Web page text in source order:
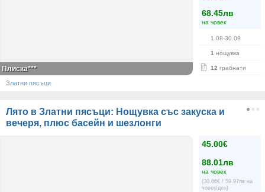
68.45лв
на човек
1.08-30.09
1 нощувка
12 грабнати
Плиска***
Златни пясъци
Лято в Златни пясъци: Нощувка със закуска и
вечеря, плюс басейн и шезлонги
45.00€
88.01лв
на човек
(30.66€ / 59.97лв на
човек/ден)